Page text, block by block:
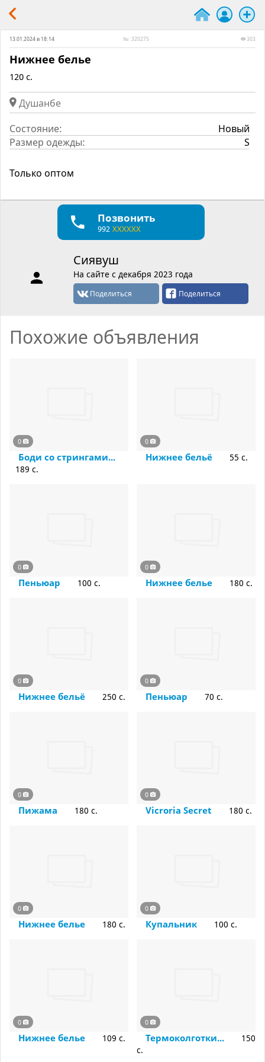
Нижнее белье
120 c.
Душанбе
13.01.2024 в 18:14 №: 320275 303
Состояние:
Новый
Размер одежды:
S
Только оптом
Позвонить
992 XXXXXX
Сиявуш
На сайте с декабря 2023 года
Поделиться Поделиться
Похожие объявления
0
Боди со стрингами...
189 c.
0
Нижнее бельё 55 c.
0
Пеньюар 100 c.
0
Нижнее белье 180 c.
0
Нижнее бельё 250 c.
0
Пеньюар 70 c.
0
Пижама 180 c.
0
Vicroria Secret 180 c.
0
Нижнее белье 180 c.
0
Купальник 100 c.
0
Нижнее белье 109 c.
0
Термоколготки...
150
c.